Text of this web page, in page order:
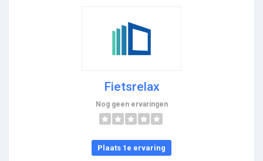
Fietsrelax
Nog geen ervaringen
Plaats 1e ervaring